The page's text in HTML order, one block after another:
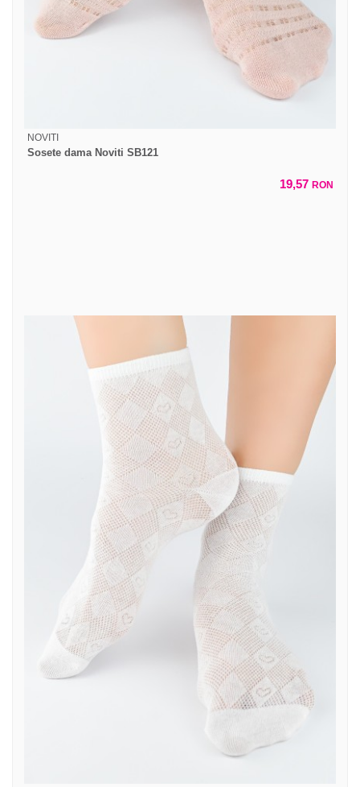
NOVITI
Sosete dama Noviti SB121
19,57 RON